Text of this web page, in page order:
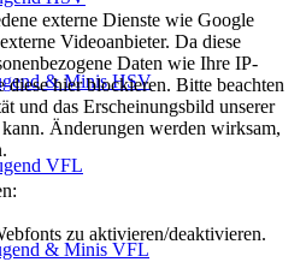
& Minis HSV
VFL
& Minis VFL
externe Dienste wie Google
Videoanbieter. Da diese
Daten wie Ihre IP-
diese hier blockieren. Bitte beachten
und das Erscheinungsbild unserer
Änderungen werden wirksam,
zu aktivieren/deaktivieren.